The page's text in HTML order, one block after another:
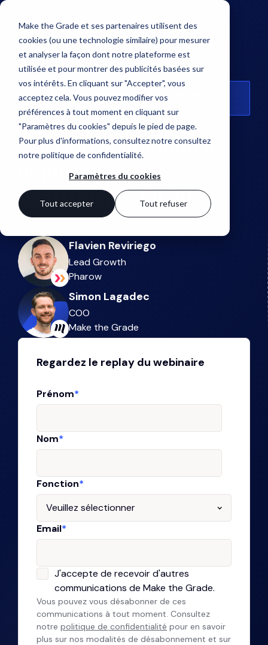
Make the Grade et ses partenaires utilisent des
cookies (ou une technologie similaire) pour mesurer
et analyser la façon dont notre plateforme est
utilisée et pour montrer des publicités basées sur
vos intérêts. En cliquant sur "Accepter", vous
acceptez cela. Vous pouvez modifier vos
préférences à tout moment en cliquant sur
"Paramètres du cookies" depuis le pied de page.
Pour plus d'informations, consultez notreconsultez
notre politique de confidentialité.
Paramètres du cookies
Tout accepter Tout refuser
REPLAY DU WEBINAIRE DU 5 DÉCEMBRE
2023
3 actions outbound à
déployer pour
transformer Q1 2024
Flavien Reviriego
Lead Growth
Pharow
Simon Lagadec
COO
Make the Grade
Regardez le replay du webinaire
Prénom*
Nom*
Fonction*
Email*
J'accepte de recevoir d'autres
communications de Make the Grade.
Vous pouvez vous désabonner de ces
communications à tout moment. Consultez
notre politique de confidentialité pour en savoir
plus sur nos modalités de désabonnement et sur